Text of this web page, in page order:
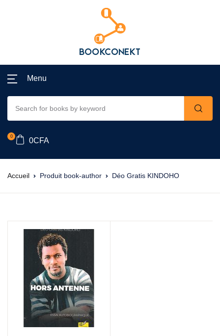
Menu
0
0CFA
Accueil Produit book-author Déo Gratis KINDOHO